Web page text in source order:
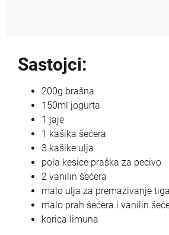
Sastojci:
200g brašna
150ml jogurta
1 jaje
1 kašika šećera
3 kašike ulja
pola kesice praška za pecivo
2 vanilin šećera
malo ulja za premazivanje
malo prah šećera i vanilin
korica limuna